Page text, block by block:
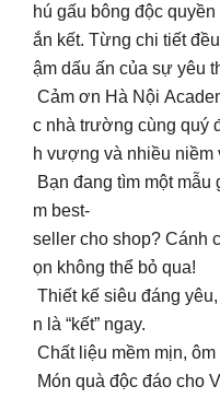
hú gấu bông độc
ắn kết. Từng chi tiết
ậm dấu ấn của sự yêu
Cảm ơn Hà Nội
c nhà trường cùng quý
h vượng và nhiều niềm
Bạn đang tìm một
m best-
seller cho shop? Cánh
ọn không thể bỏ qua!
Thiết kế siêu đáng
n là “kết” ngay.
Chất liệu mềm mịn, ôm
Món quà độc đáo cho